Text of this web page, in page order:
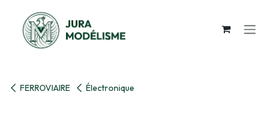
FERROVIAIRE Électronique